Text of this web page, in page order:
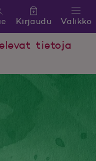
Valikko
Kirjaudu
tietoja